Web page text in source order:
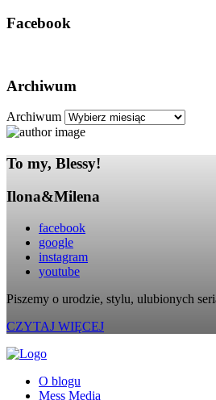
Facebook
Archiwum
Archiwum
To my, Blessy!
Ilona&Milena
facebook
google
instagram
youtube
Piszemy o urodzie, stylu, ulubionych
CZYTAJ WIĘCEJ
O blogu
Mess Media